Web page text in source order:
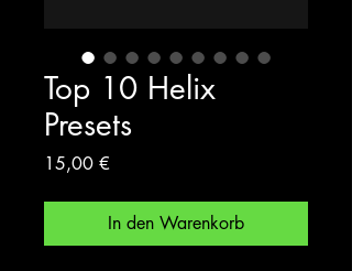
Top 10 Helix
Presets
15,00 €
In den Warenkorb